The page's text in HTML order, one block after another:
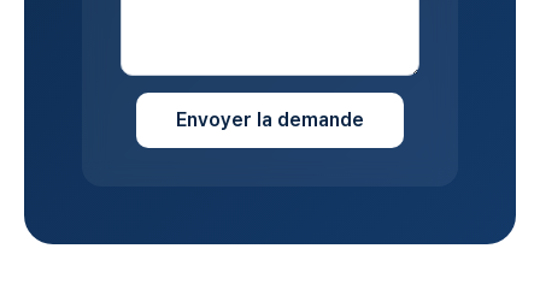
Envoyer la demande